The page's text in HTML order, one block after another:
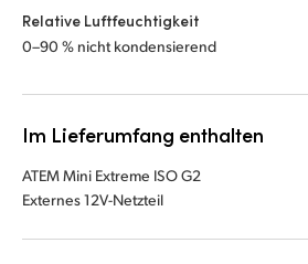
Relative Luftfeuchtigkeit
0–90 % nicht kondensierend
Im Lieferumfang enthalten
ATEM Mini Extreme ISO G2
Externes 12V-Netzteil